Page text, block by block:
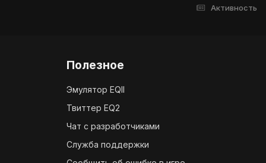
Активность
Полезное
Эмулятор EQII
Твиттер EQ2
Чат с разработчиками
Служба поддержки